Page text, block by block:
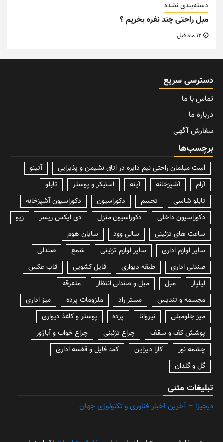
دسته‌بندی نشده
مبل راحتی چند نفره بخریم ؟
دسترسی سریع
تماس با ما
درباره ما
سفارش آگهی
برچسب‌ها
lسِت مبلمان راحتی نیم دایره در اتاق نشیمن و پذیرایی
آتینو
آرام
آشپزخانه آینه استیکر و پوستر
تابلو
تابلو شاسی
تجسم دکوراسیون
دکوراسیون آشپزخانه
دکوراسیون داخلی
دکوراسیون منزل دی ایکس ریسر
زیو
ساعت های تزئینی
سالی وود
سایان هوم
سایر لوازم اداری
سایر لوازم تزئینی شمع
صندلی
صندلی اداری
طبقه دیواری فایل کشویی
قاب عکس
لیلپار
مبل مبل و صندلی انتظار
متفرقه
مجسمه و تندیس
مستر راد ملزومات پرده
میز اداری
میز جلومبلی
نیروانا پرده
پوستر و کاغذ دیواری
پوشش کف و سقف
چراغ تزئینی
چراغ خواب و آباژور
چشمه نور
کارا دیزاین
کمد فایل و قفسه اداری
گل و گلدان
تبلیغات متنی
دیجیزا – آخرین اخبار فناوری و تکنولوژی جهان